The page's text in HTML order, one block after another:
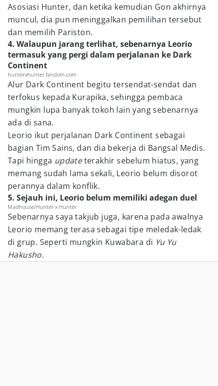
Asosiasi Hunter, dan ketika kemudian Gon akhirnya
muncul, dia pun meninggalkan pemilihan tersebut
dan memilih Pariston.
4. Walaupun jarang terlihat, sebenarnya Leorio
termasuk yang pergi dalam perjalanan ke Dark
Continent
hunterxhunter.fandom.com
Alur Dark Continent begitu tersendat-sendat dan
terfokus kepada Kurapika, sehingga pembaca
mungkin lupa banyak tokoh lain yang sebenarnya
ada di sana.
Leorio ikut perjalanan Dark Continent sebagai
bagian Tim Sains, dan dia bekerja di Bangsal Medis.
Tapi hingga updateterakhir sebelum hiatus, yang
memang sudah lama sekali, Leorio belum disorot
perannya dalam konflik.
5. Sejauh ini, Leorio belum memiliki adegan duel
Madhouse/Hunter x Hunter
Sebenarnya saya takjub juga, karena pada awalnya
Leorio memang terasa sebagai tipe meledak-ledak
di grup. Seperti mungkin Kuwabara di Yu Yu
Hakusho.